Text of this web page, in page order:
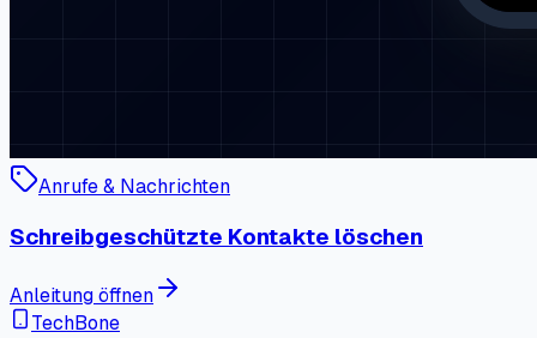
Anrufe & Nachrichten
Schreibgeschützte Kontakte löschen
Anleitung öffnen
TechBone